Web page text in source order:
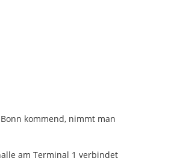
kommend, nimmt man
am Terminal 1 verbindet